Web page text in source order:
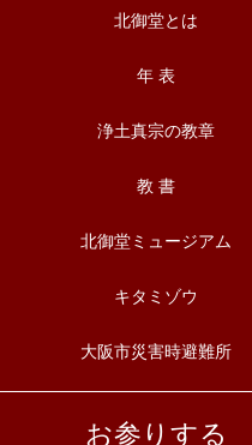
北御堂とは
年 表
浄土真宗の教章
教 書
北御堂ミュージアム
キタミゾウ
大阪市災害時避難所
お参りする